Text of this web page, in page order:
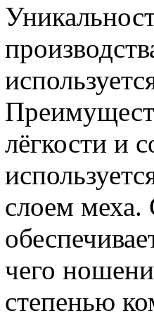
лёгкости и
слоем
чего
степенью